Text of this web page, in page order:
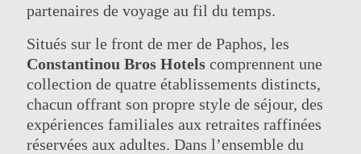
LE GROUPE
NOS HÔTELS
DES OFFRES
CLASSE ELITE
SPA ELIXIR
MARIAGES
HÔTELS DIVERTISSEMENT ET
ÉVÉNEMENTS
ACTIVITÉS
CONTACT
ONLINE CHECK-IN
partenaires de voyage au fil du temps.
Situés sur le front de mer de Paphos, les
Constantinou Bros Hotelscomprennent une
collection de quatre établissements distincts,
chacun offrant son propre style de séjour, des
expériences familiales aux retraites raffinées
réservées aux adultes. Dans l’ensemble du